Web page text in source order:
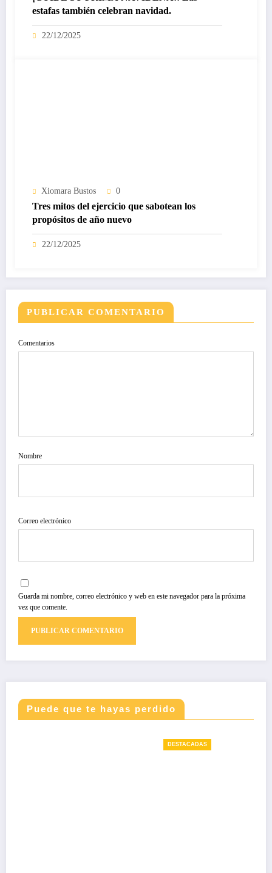
estafas también celebran navidad.
22/12/2025
Xiomara Bustos 0
Tres mitos del ejercicio que sabotean los
propósitos de año nuevo
22/12/2025
PUBLICAR COMENTARIO
Comentarios
Nombre
Correo electrónico
Guarda mi nombre, correo electrónico y web en este navegador para la próxima
vez que comente.
Puede que te hayas perdido